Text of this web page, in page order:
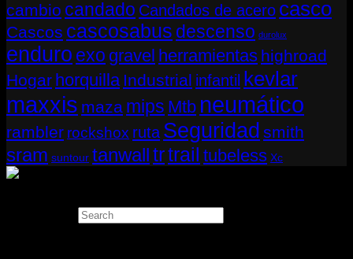
cambio candado Candados de acero casco
Cascos cascosabus descenso durolux
enduro exo gravel herramientas highroad
Hogar horquilla Industrial infantil kevlar
maxxis maza mips Mtb neumático
rambler rockshox ruta Seguridad smith
sram suntour tanwalltrtrail tubeless Xc